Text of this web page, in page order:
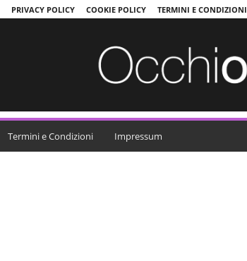
PRIVACY POLICY COOKIE POLICY TERMINI E CONDIZIONI
Termini e Condizioni Impressum